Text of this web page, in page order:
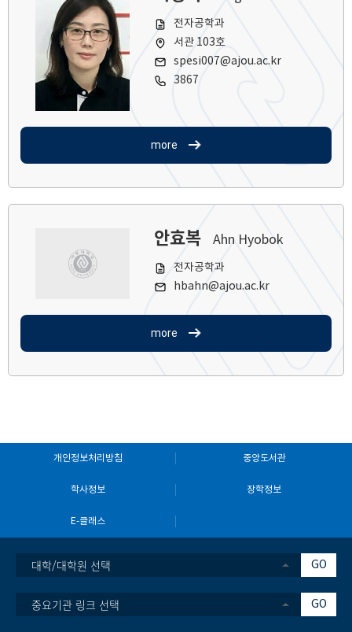
전자공학과
서관 103호
spesi007@ajou.ac.kr
3867
more
안효복 Ahn Hyobok
전자공학과
hbahn@ajou.ac.kr
more
개인정보처리방침 중앙도서관
학사정보 장학정보
E-클래스
대학/대학원 선택 GO
중요기관 링크 선택 GO